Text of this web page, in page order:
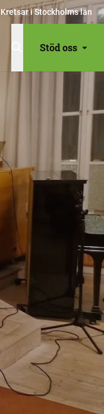
Kretsar i Stockholms län
Stöd oss